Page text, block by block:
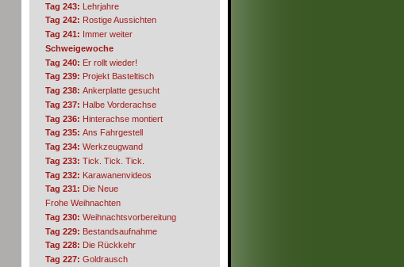
Tag 243: Lehrjahre
Tag 242: Rostige Aussichten
Tag 241: Immer weiter
Schweigewoche
Tag 240: Er rollt wieder!
Tag 239: Projekt Basteltisch
Tag 238: Ankerplatte gesucht
Tag 237: Halbe Vorderachse
Tag 236: Hinterachse montiert
Tag 235: Ans Fahrgestell
Tag 234: Werkzeugwand
Tag 233: Tick. Tick. Tick.
Tag 232: Karawanenvideos
Tag 231: Die Neue
Frohe Weihnachten
Tag 230: Weihnachtsvorbereitung
Tag 229: Bestandsaufnahme
Tag 228: Die Rückkehr
Tag 227: Goldrausch